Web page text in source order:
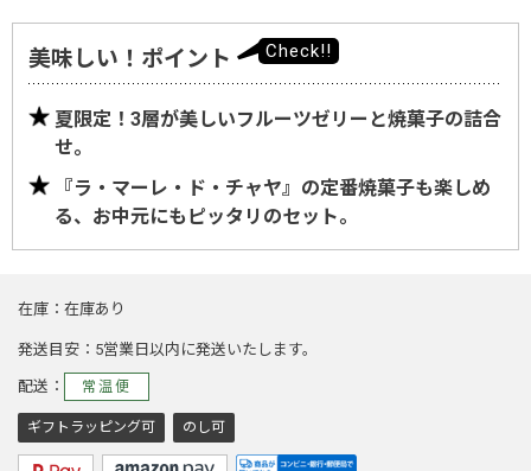
美味しい！ポイント
夏限定！3層が美しいフルーツゼリーと焼菓子の詰合
せ。
『ラ・マーレ・ド・チャヤ』の定番焼菓子も楽しめ
る、お中元にもピッタリのセット。
在庫 在庫あり
発送目安 5営業日以内に発送いたします。
配送 常温便
ギフトラッピング可 のし可